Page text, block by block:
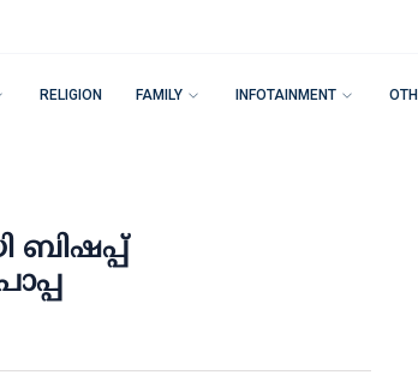
RELIGION FAMILY INFOTAINMENT
ബിഷപ്പ്